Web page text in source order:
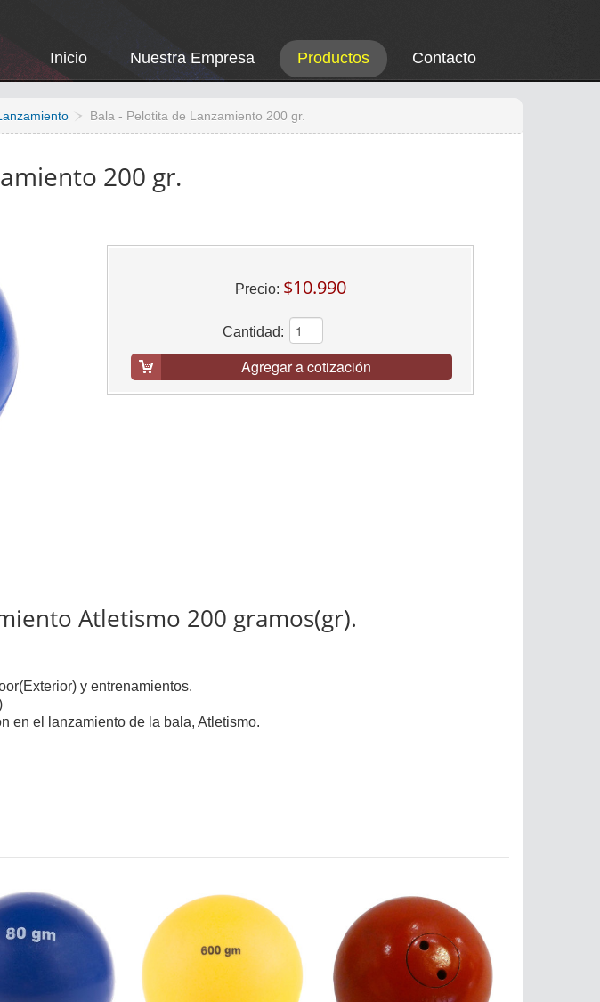
Inicio Nuestra Empresa Productos Contacto
Bala - Pelotita de Lanzamiento 200 gr.
200 gr.
Precio: $10.990
Cantidad:
Agregar a cotización
Atletismo 200 gramos(gr).
y entrenamientos.
en el lanzamiento de la bala, Atletismo.